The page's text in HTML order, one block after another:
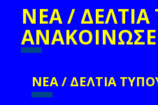
ΝΕΑ /
ΝΕΑ / ΔΕΛΤΙΑ